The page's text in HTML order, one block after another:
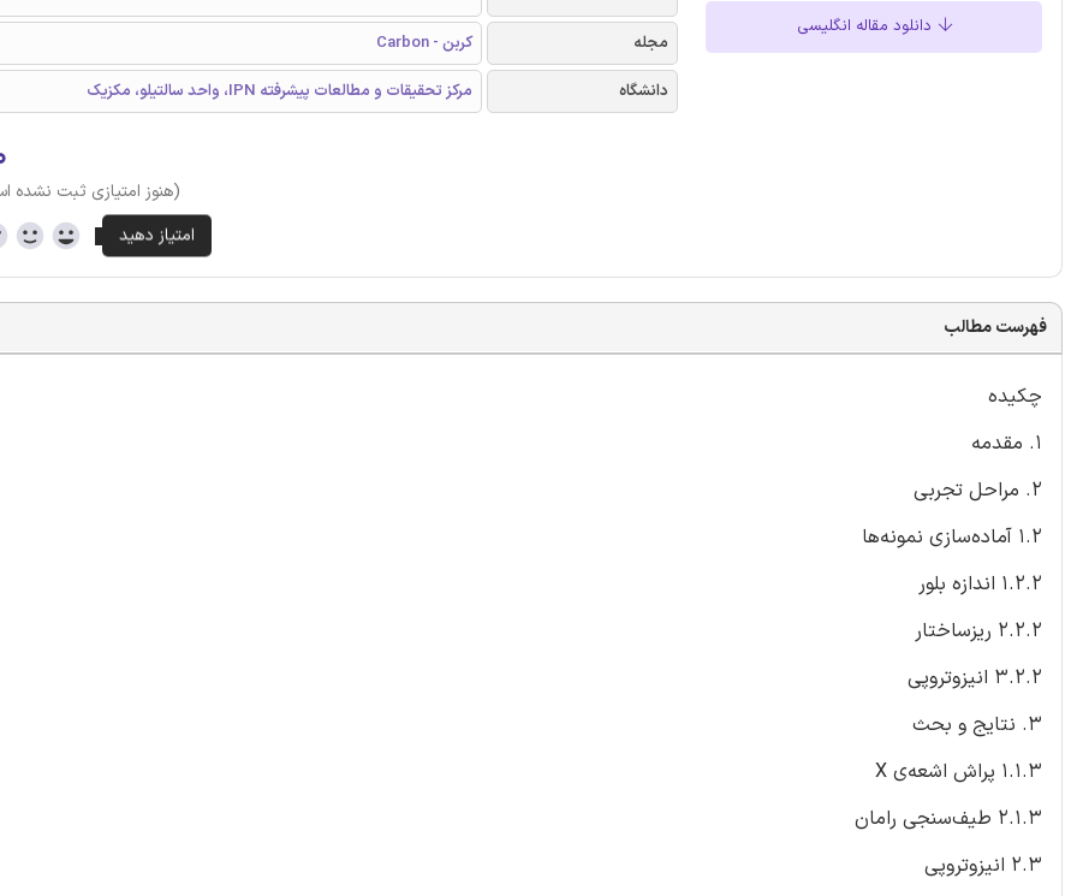
دانلود مقاله انگلیسی
مجله
کربن - Carbon
دانشگاه
مرکز تحقیقات و مطالعات پیشرفته IPN، واحد سالتیلو، مکزیک
(هنوز امتیازی ثبت نشده
فهرست مطالب
چکیده
1. مقدمه
2. مراحل تجربی
1.2 آماده‌سازی نمونه‌ها
1.2.2 اندازه‌ بلور
2.2.2 ریزساختار
3.2.2 انیزوتروپی
3. نتایج و بحث
1.1.3 پراش اشعه‌ی X
2.1.3 طیف‌سنجی رامان
2.3 انیزوتروپی